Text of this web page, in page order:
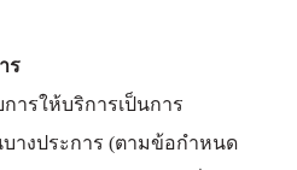
ร
การให้บริการเป็นการ
บางประการ (ตามข้อกำหนด